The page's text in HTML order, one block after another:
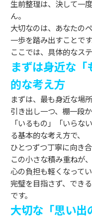
生前整理は、決して一
ん。
大切なのは、あなたの
一歩を踏み出すことです
ここでは、具体的なス
まずは身近な
的な考え方
まずは、最も身近な場
引き出し一つ、棚一段
「いるもの」「いらな
る基本的な考え方で、
ひとつずつ丁寧に向き合
この小さな積み重ねが
心の負担も軽くなって
完璧を目指さず、でき
です。
大切な「思い出